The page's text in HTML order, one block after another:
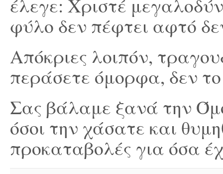
έλεγε: Χριστέ
φύλο δεν πέφτει αφτό
Απόκριες λοιπόν,
περάσετε όμορφα, δεν
Σας βάλαμε ξανά την
όσοι την χάσατε και
προκαταβολές για όσα